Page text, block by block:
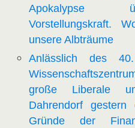
Apokalypse
Vorstellungskraft.
unsere Albträume
Anlässlich des
große Liberale
Dahrendorf
Gründe der